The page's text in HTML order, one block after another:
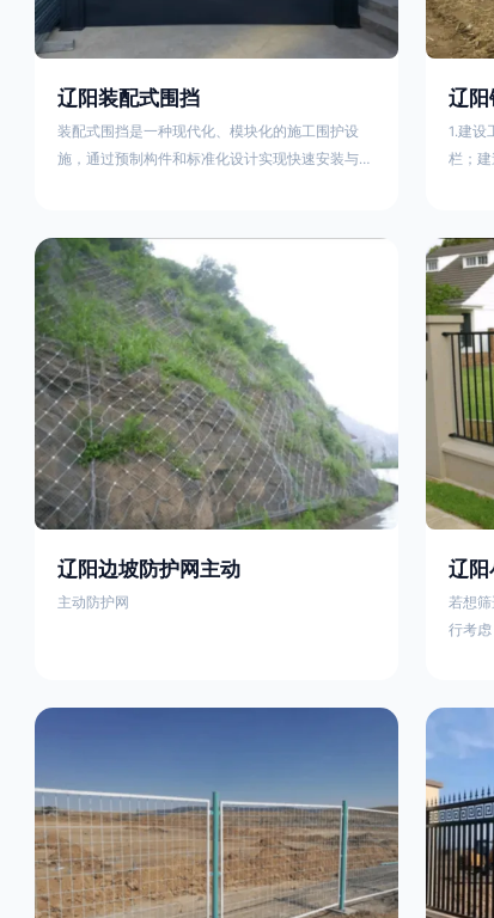
辽阳装配式围挡
装配式围挡是一种现代化、模块化的施工围护设
施，通过预制构件和标准化设计实现快速安装与重
管立柱）与镀锌钢板、彩钢板等面板组合而成，通
过斜拉撑、横撑加强筋等部件增强整体稳定性立柱
规格：通常为100×100mm或120×120mm方管，壁
厚2.5-3.0mm；面板采用0.5-0.9mm镀锌板轧折成
型连接方式：采用C型
辽
1.建设
栏；
在其
围档
政工
规定
工地
辽阳边坡防护网主动
主动防护网
辽
若想
行考
好的
锻造
固许
重立
据不
性。